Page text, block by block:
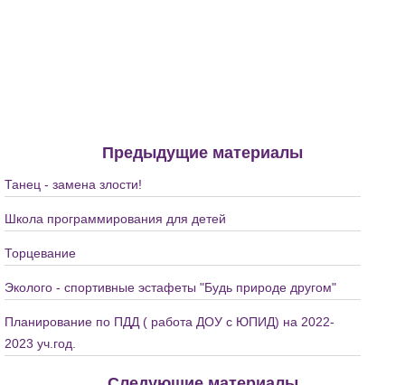
Предыдущие материалы
Танец - замена злости!
Школа программирования для детей
Торцевание
Эколого - спортивные эстафеты "Будь природе другом"
Планирование по ПДД ( работа ДОУ с ЮПИД) на 2022-
2023 уч.год.